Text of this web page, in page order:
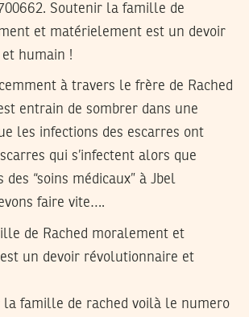
Soutenir la famille de
et matérielement est un devoir
humain !
à travers le frère de Rached
entrain de sombrer dans une
les infections des escarres ont
qui s’infectent alors que
des “soins médicaux” à Jbel
faire vite….
de Rached moralement et
un devoir révolutionnaire et
la famille de rached voilà le numero